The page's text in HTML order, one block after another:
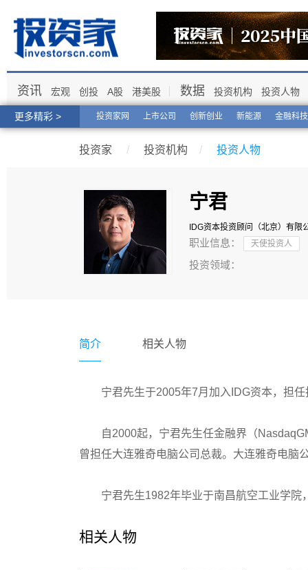
更多精彩 > 投资家网 上市公司 创新创业 新能源 金融科技
资讯 宏观 创投 A股 港美股 数据 投资机构 投资人物
投资家 / 投资机构 / 投资人物
宁君
IDG资本投资顾问（北京）有限
职业信息： 天使投资人
投资领域：
简介 相关人物
宁君先生于2005年7月加入IDG资本，担
自2000起，宁君先生任金融界（
曾担任大连雅奇电脑公司总裁。大连雅奇电脑
宁君先生1982年毕业于南昌航空工业学
相关人物